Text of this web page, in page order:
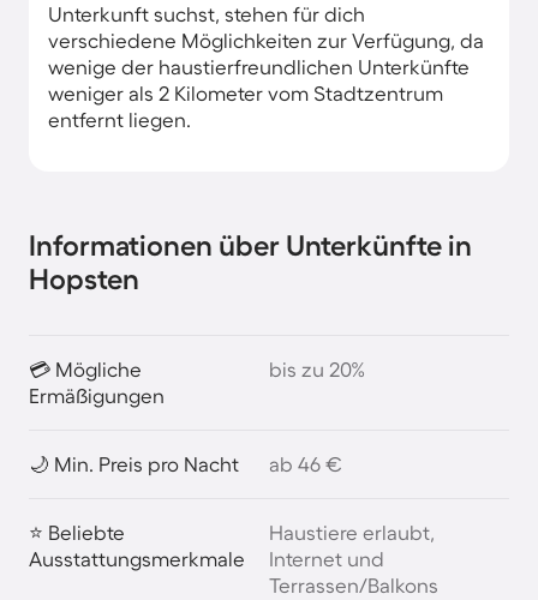
Unterkunft suchst, stehen für dich
verschiedene Möglichkeiten zur Verfügung, da
wenige der haustierfreundlichen Unterkünfte
weniger als 2 Kilometer vom Stadtzentrum
entfernt liegen.
Informationen über Unterkünfte in
Hopsten
💳 Mögliche
Ermäßigungen
bis zu 20%
🌙 Min. Preis pro Nacht ab 46 €
⭐ Beliebte
Ausstattungsmerkmale
Haustiere erlaubt,
Internet und
Terrassen/Balkons